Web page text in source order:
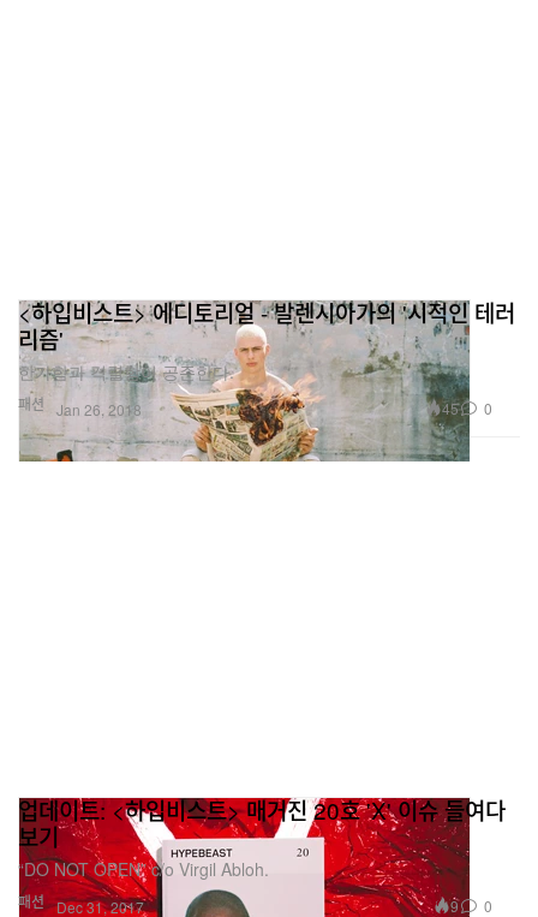
패션
<하입비스트> 에디토리얼 - 발렌시아가의 '시적인 테러
리즘'
한가함과 격렬함이 공존한다.
Jan 26, 2018 45 0
패션
업데이트: <하입비스트> 매거진 20호 'X' 이슈 들여다
보기
“DO NOT OPEN” c/o Virgil Abloh.
Dec 31, 2017 9 0